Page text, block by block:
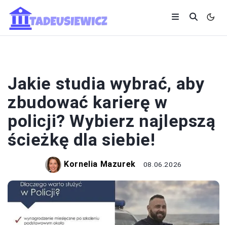
Jakie studia wybrać, aby
zbudować karierę w
policji? Wybierz najlepszą
ścieżkę dla siebie!
Kornelia Mazurek 08.06.2026